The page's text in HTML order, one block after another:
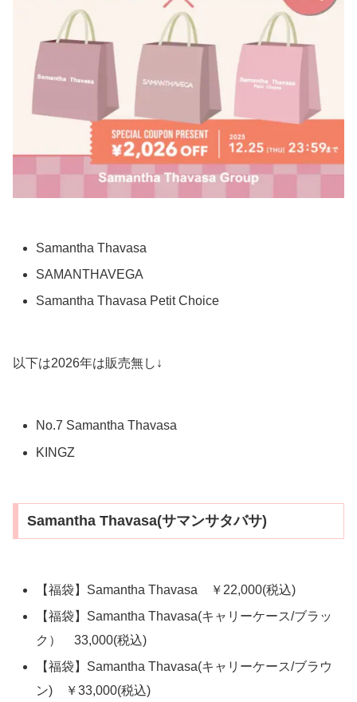
Samantha Thavasa
SAMANTHAVEGA
Samantha Thavasa Petit Choice
以下は2026年は販売無し↓
No.7 Samantha Thavasa
KINGZ
Samantha Thavasa(サマンサタバサ)
【福袋】Samantha Thavasa ￥22,000(税込)
【福袋】Samantha Thavasa(キャリーケース/ブラッ
ク） 33,000(税込)
【福袋】Samantha Thavasa(キャリーケース/ブラウ
ン) ￥33,000(税込)